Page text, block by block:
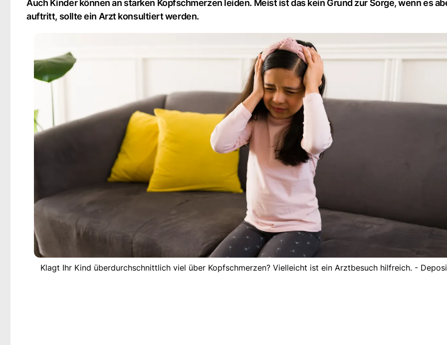
Auch Kinder können an starken Kopfschmerzen leiden. Meist ist das kein Grund zur Sorge, wenn es
auftritt, sollte ein Arzt konsultiert werden.
Klagt Ihr Kind überdurchschnittlich viel über Kopfschmerzen? Vielleicht ist ein Arztbesuch hilfreich. -